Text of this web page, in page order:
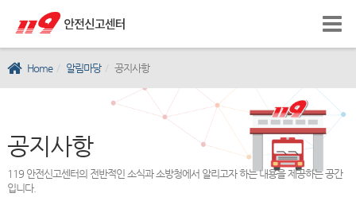
Home 알림마당 공지사항
공지사항
119 안전신고센터의 전반적인 소식과 소방청에서 알리고자 하는 내용을 제공하는 공간
입니다.